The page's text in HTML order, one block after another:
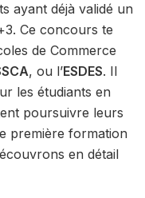
ayant déjà validé un
Ce concours te
de Commerce
, ou l’ESDES. Il
les étudiants en
poursuivre leurs
première formation
en détail